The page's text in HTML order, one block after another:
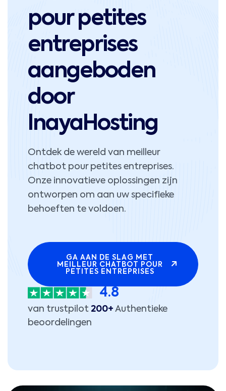
pour petites
entreprises
aangeboden
door
InayaHosting
Ontdek de wereld van meilleur
chatbot pour petites entreprises.
Onze innovatieve oplossingen zijn
ontworpen om aan uw specifieke
behoeften te voldoen.
GA AAN DE SLAG MET
MEILLEUR CHATBOT POUR
PETITES ENTREPRISES
4.8
van trustpilot 200+ Authentieke
beoordelingen